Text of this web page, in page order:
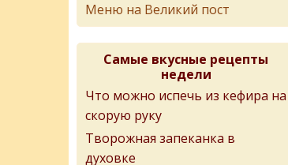
Меню на Великий пост
Самые вкусные рецепты
недели
Что можно испечь из кефира на
скорую руку
Творожная запеканка в
духовке